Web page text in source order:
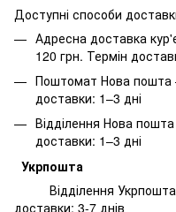
Доступні способи
Адресна доставка
120 грн. Термін
Поштомат Нова пошта
доставки: 1–3 дні
Відділення Нова
доставки: 1–3 дні
Укрпошта
Відділення Укрпошта
доставки: 3-7 днів